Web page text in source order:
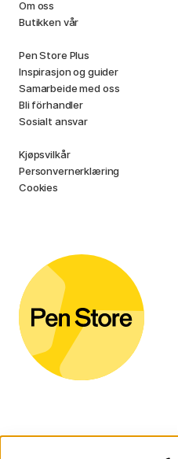
Om oss
Butikken vår
Pen Store Plus
Inspirasjon og guider
Samarbeide med oss
Bli förhandler
Sosialt ansvar
Kjøpsvilkår
Personvernerklæring
Cookies